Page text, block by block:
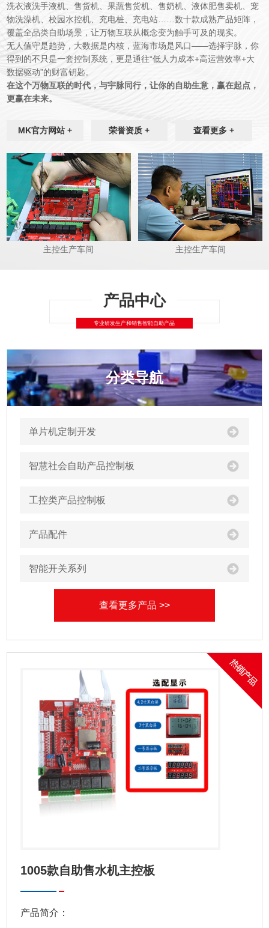
洗衣液洗手液机、售货机、果蔬售货机、售奶机、液体肥售卖机 、宠
物洗澡机、校园水控机、充电桩、充电站……数十款成熟产品矩阵，
覆盖全品类自助场景，让万物互联从概念变为触手可及的现实。
无人值守是趋势，大数据是内核，蓝海市场是风口——选择宇脉，你
得到的不只是一套控制系统，更是通往“低人力成本+高运营效率+大
数据驱动”的财富钥匙。
在这个万物互联的时代，与宇脉同行，让你的自助生意，赢在起点，
更赢在未来。
MK官方网站 + 荣誉资质 + 查看更多 +
主控生产车间 主控生产车间
产品中心
分类导航
单片机定制开发
智慧社会自助产品控制板
工控类产品控制板
产品配件
智能开关系列
查看更多产品 >>
1005款自助售水机主控板
产品简介：